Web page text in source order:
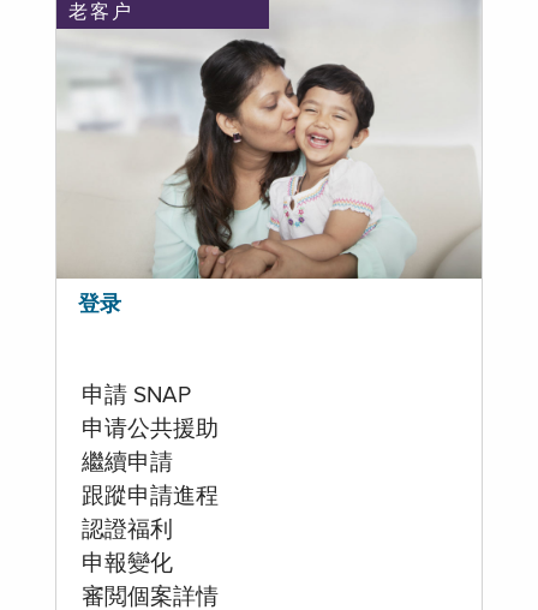
老客户
登录
申請 SNAP
申请公共援助
繼續申請
跟蹤申請進程
認證福利
申報變化
審閲個案詳情